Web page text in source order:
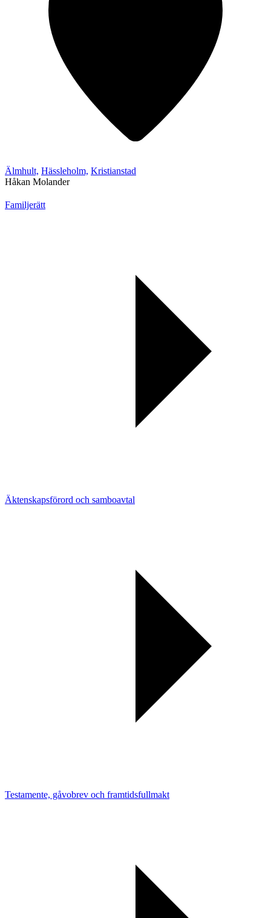
Älmhult, Hässleholm, Kristianstad
Håkan Molander
Familjerätt
Äktenskapsförord och samboavtal
Testamente, gåvobrev och framtidsfullmakt